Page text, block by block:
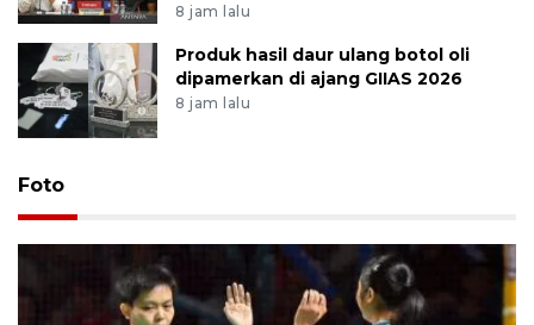
8 jam lalu
Produk hasil daur ulang botol oli
dipamerkan di ajang GIIAS 2026
8 jam lalu
Foto